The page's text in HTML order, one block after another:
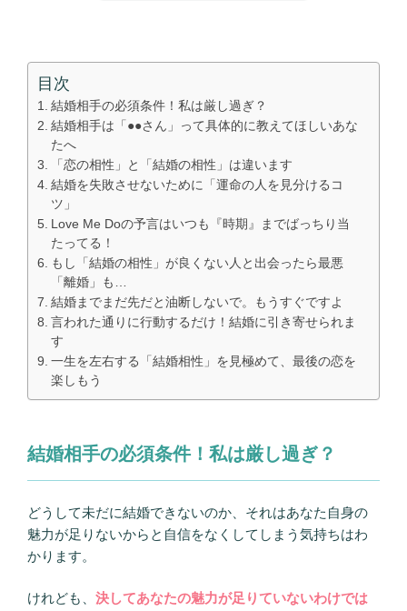
目次
結婚相手の必須条件！私は厳し過ぎ？
結婚相手は「●●さん」って具体的に教えてほしいあな
たへ
「恋の相性」と「結婚の相性」は違います
結婚を失敗させないために「運命の人を見分けるコ
ツ」
Love Me Doの予言はいつも『時期』までばっちり当
たってる！
もし「結婚の相性」が良くない人と出会ったら最悪
「離婚」も…
結婚までまだ先だと油断しないで。もうすぐですよ
言われた通りに行動するだけ！結婚に引き寄せられま
す
一生を左右する「結婚相性」を見極めて、最後の恋を
楽しもう
結婚相手の必須条件！私は厳し過ぎ？
どうして未だに結婚できないのか、それはあなた自身の
魅力が足りないからと自信をなくしてしまう気持ちはわ
かります。
けれども、 決してあなたの魅力が足りていないわけでは